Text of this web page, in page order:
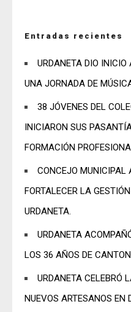
Entradas recientes
URDANETA DIO
UNA JORNADA DE
38 JÓVENES DEL
INICIARON SUS
FORMACIÓN
CONCEJO MUNICIPAL
FORTALECER LA
URDANETA.
URDANETA
LOS 36 AÑOS DE
URDANETA CELEBRÓ
NUEVOS ARTESANOS EN